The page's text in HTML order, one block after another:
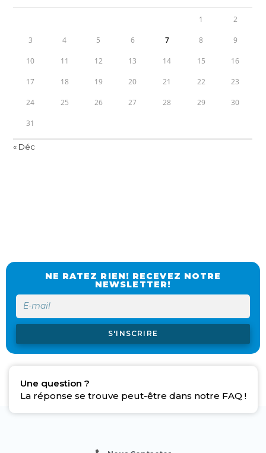
1 2
3 4 5 6 7 8 9
10 11 12 13 14 15 16
17 18 19 20 21 22 23
24 25 26 27 28 29 30
31
« Déc
NE RATEZ RIEN! RECEVEZ NOTRE
NEWSLETTER!
S'INSCRIRE
Une question ?
La réponse se trouve peut-être dans notre FAQ !